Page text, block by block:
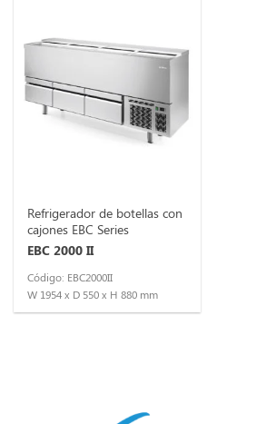
Refrigerador de botellas con
cajones EBC Series
EBC 2000 II
Código: EBC2000II
W 1954 x D 550 x H 880 mm